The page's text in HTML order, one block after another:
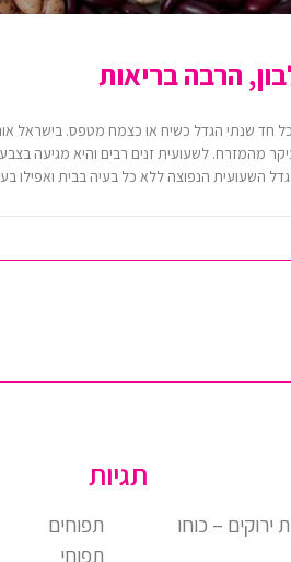
הרבה בריאות
חד שנתי הגדל כשיח או כצמח מטפס. בישראל
מהמזרח. לשעועית זנים רבים והיא מגיעה
השעועית הנפוצה ללא כל בעיה בבית ואפילו
ירוקים – כוחו
תגיות
תפוחים
תפוחי